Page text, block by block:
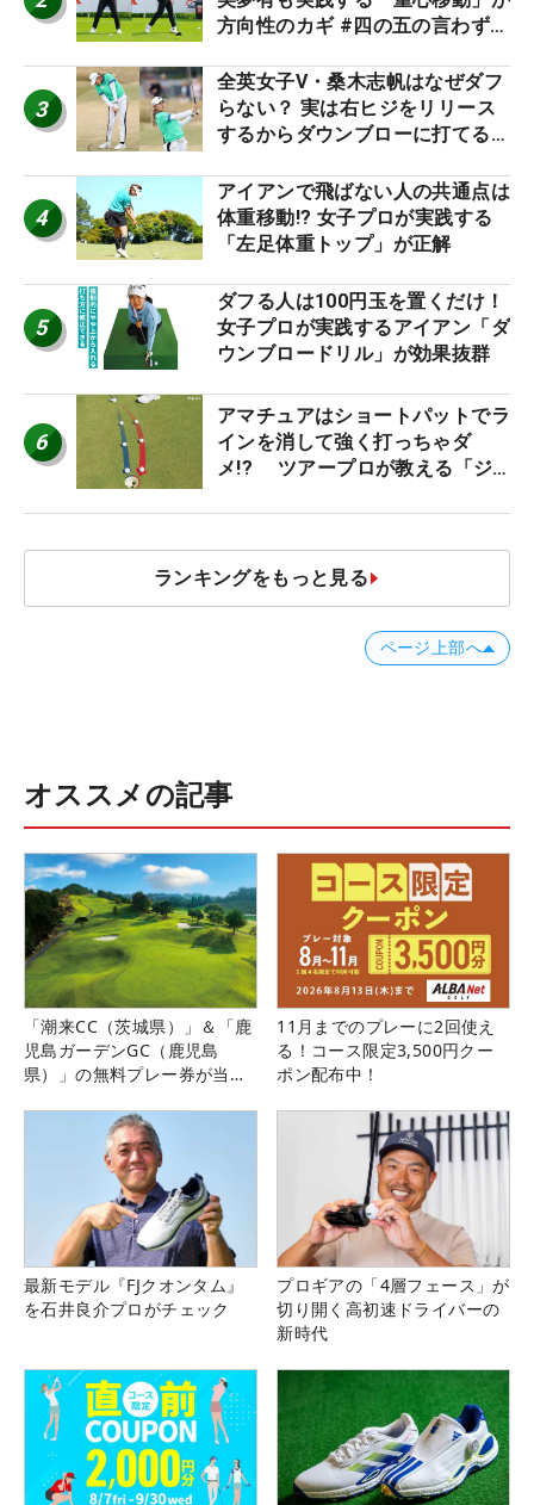
方向性のカギ #四の五の言わず振
3
全英女子V・桑木志帆はなぜダフ
らない？ 実は右ヒジをリリース
するからダウンブローに打てる #
4
アイアンで飛ばない人の共通点は
体重移動!? 女子プロが実践する
「左足体重トップ」が正解
5
ダフる人は100円玉を置くだけ！
女子プロが実践するアイアン「ダ
ウンブロードリル」が効果抜群
6
アマチュアはショートパットでラ
インを消して強く打っちゃダ
メ!? ツアープロが教える「ジ
減するワケ
ランキングをもっと見る
ページ上部へ
オススメの記事
「潮来CC（茨城県）」＆「鹿
児島ガーデンGC（鹿児島
県）」の無料プレー券が当た
11月までのプレーに2回使え
る！コース限定3,500円クー
ポン配布中！
最新モデル『FJクオンタム』
を石井良介プロがチェック
プロギアの「4層フェース」が
切り開く高初速ドライバーの
新時代